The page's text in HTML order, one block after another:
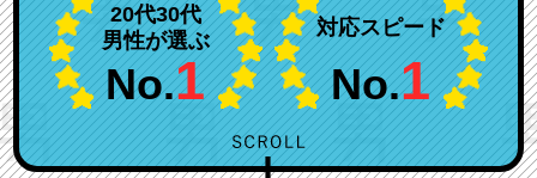
対応スピード
No.1
20代30代
男性が選ぶ
No.1